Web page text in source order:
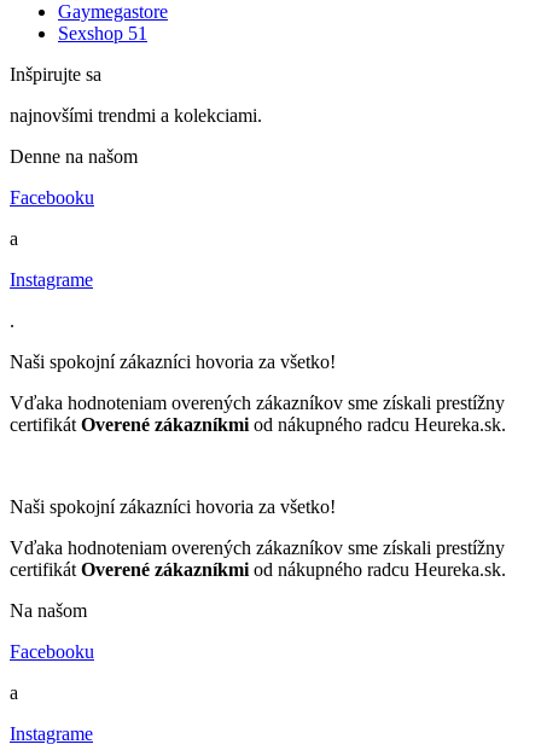
Gaymegastore
Sexshop 51
Inšpirujte sa
najnovšími trendmi a kolekciami.
Denne na našom
Facebooku
a
Instagrame
.
Naši spokojní zákazníci hovoria za všetko!
Vďaka hodnoteniam overených zákazníkov sme získali prestížny
certifikát Overené zákazníkmi od nákupného radcu Heureka.sk.
Naši spokojní zákazníci hovoria za všetko!
Vďaka hodnoteniam overených zákazníkov sme získali prestížny
certifikát Overené zákazníkmi od nákupného radcu Heureka.sk.
Na našom
Facebooku
a
Instagrame